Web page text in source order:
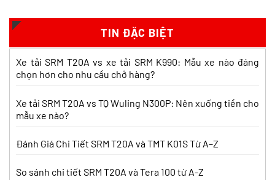
TIN ĐẶC BIỆT
Xe tải SRM T20A vs xe tải SRM K990: Mẫu xe nào đáng
chọn hơn cho nhu cầu chở hàng?
Xe tải SRM T20A vs TQ Wuling N300P: Nên xuống tiền cho
mẫu xe nào?
Đánh Giá Chi Tiết SRM T20A và TMT K01S Từ A–Z
So sánh chi tiết SRM T20A và Tera 100 từ A-Z
So sánh xe tải SRM T35 và Tera 100s:
Nên chọn dòng nào?
Pro? So sánh chi tiết